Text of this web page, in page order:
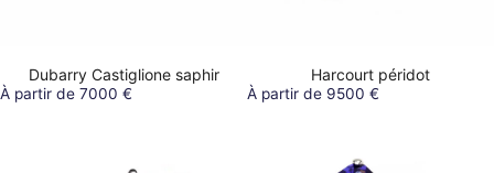
Dubarry Castiglione saphir
À partir de 7000 €
Harcourt péridot
À partir de 9500 €